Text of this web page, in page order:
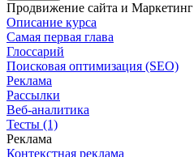
Продвижение сайта и Маркетинг
Описание курса
Самая первая глава
Глоссарий
Поисковая оптимизация (SEO)
Реклама
Рассылки
Веб-аналитика
Тесты (1)
Реклама
Контекстная реклама